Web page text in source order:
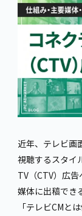
近年、テレビ画
視聴するスタイ
TV（CTV）広
媒体に出稿でき
「テレビCMと